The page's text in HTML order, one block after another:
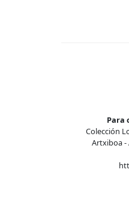
Para
Colección
Artxiboa -